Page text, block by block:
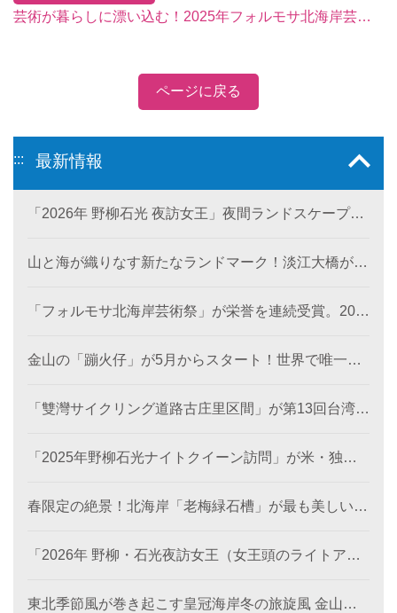
芸術が暮らしに漂い込む！2025年フォルモサ北海岸芸術祭 9月に華やかなイベント登場
ページに戻る
::: 最新情報
「2026年 野柳石光 夜訪女王」夜間ランドスケープ美
山と海が織りなす新たなランドマーク！淡江大橋が観
「フォルモサ北海岸芸術祭」が栄誉を連続受賞。202
もに2026年アメリカ「MUSEデザインアワード（金
金山の「蹦火仔」が5月からスタート！世界で唯一の
「雙灣サイクリング道路古庄里区間」が第13回台湾景
「2025年野柳石光ナイトクイーン訪問」が米・独・
ワーを照らす
春限定の絶景！北海岸「老梅緑石槽」が最も美しい季
「2026年 野柳・石光夜訪女王（女王頭のライトアッ
デジタル作品の公募が本日より開始、世界中から代表
東北季節風が巻き起こす皇冠海岸冬の旅旋風 金山・